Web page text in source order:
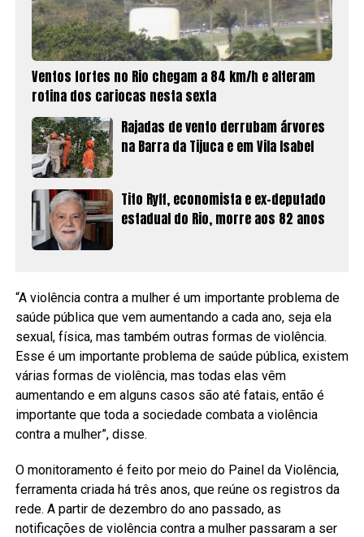
Ventos fortes no Rio chegam a 84 km/h e alteram
rotina dos cariocas nesta sexta
Rajadas de vento derrubam árvores
na Barra da Tijuca e em Vila Isabel
Tito Ryff, economista e ex-deputado
estadual do Rio, morre aos 82 anos
“A violência contra a mulher é um importante problema de
saúde pública que vem aumentando a cada ano, seja ela
sexual, física, mas também outras formas de violência.
Esse é um importante problema de saúde pública, existem
várias formas de violência, mas todas elas vêm
aumentando e em alguns casos são até fatais, então é
importante que toda a sociedade combata a violência
contra a mulher”, disse.
O monitoramento é feito por meio do Painel da Violência,
ferramenta criada há três anos, que reúne os registros da
rede. A partir de dezembro do ano passado, as
notificações de violência contra a mulher passaram a ser